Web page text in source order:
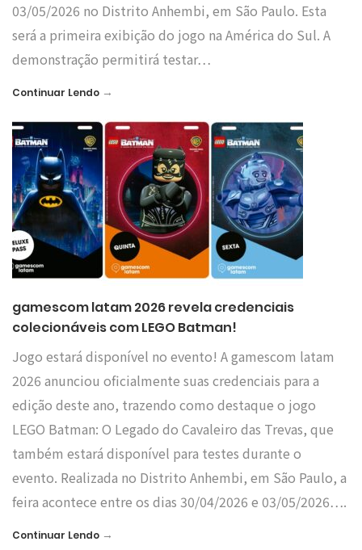
03/05/2026 no Distrito Anhembi, em São Paulo. Esta
será a primeira exibição do jogo na América do Sul. A
demonstração permitirá testar…
Continuar Lendo →
gamescom latam 2026 revela credenciais
colecionáveis com LEGO Batman!
Jogo estará disponível no evento! A gamescom latam
2026 anunciou oficialmente suas credenciais para a
edição deste ano, trazendo como destaque o jogo
LEGO Batman: O Legado do Cavaleiro das Trevas, que
também estará disponível para testes durante o
evento. Realizada no Distrito Anhembi, em São Paulo, a
feira acontece entre os dias 30/04/2026 e 03/05/2026….
Continuar Lendo →